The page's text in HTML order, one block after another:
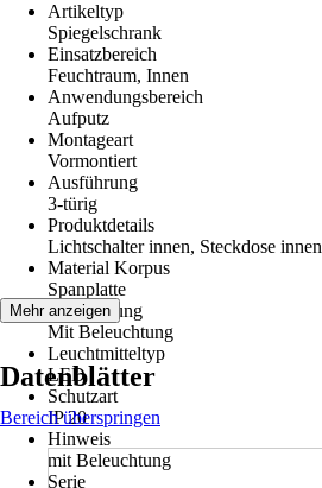
Artikeltyp
Spiegelschrank
Einsatzbereich
Feuchtraum, Innen
Anwendungsbereich
Aufputz
Montageart
Vormontiert
Ausführung
3-türig
Produktdetails
Lichtschalter innen, Steckdose innen
Material Korpus
Spanplatte
Beleuchtung
Mit Beleuchtung
Leuchtmitteltyp
LED
Schutzart
IP 20
Hinweis
mit Beleuchtung
Serie
Mehr anzeigen
Datenblätter
Bereich überspringen